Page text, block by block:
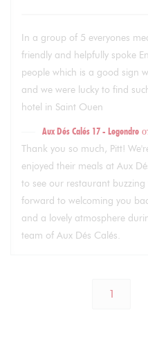
In a group of 5 everyones
friendly and helpfully spoke
people which is a good sign
and we were lucky to find
hotel in Saint Ouen
Aux Dés Calés 17 - Legendre
Thank you so much, Pitt!
enjoyed their meals at Aux
to see our restaurant
forward to welcoming you
and a lovely atmosphere
team of Aux Dés Calés.
1